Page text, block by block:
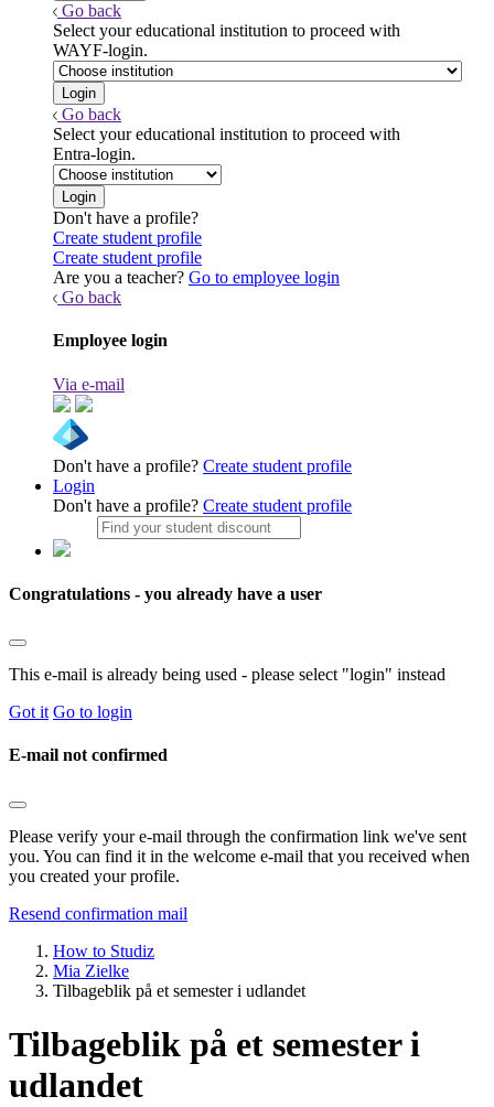
Go back
Select your educational institution to proceed with
WAYF-login.
Go back
Select your educational institution to proceed with
Entra-login.
Don't have a profile?
Create student profile
Create student profile
Are you a teacher? Go to employee login
Go back
Employee login
Via e-mail
Don't have a profile? Create student profile
Login
Don't have a profile? Create student profile
Congratulations - you already have a user
This e-mail is already being used - please select "login" instead
Got it Go to login
E-mail not confirmed
Please verify your e-mail through the confirmation link we've sent
you. You can find it in the welcome e-mail that you received when
you created your profile.
Resend confirmation mail
How to Studiz
Mia Zielke
Tilbageblik på et semester i udlandet
Tilbageblik på et semester i
udlandet